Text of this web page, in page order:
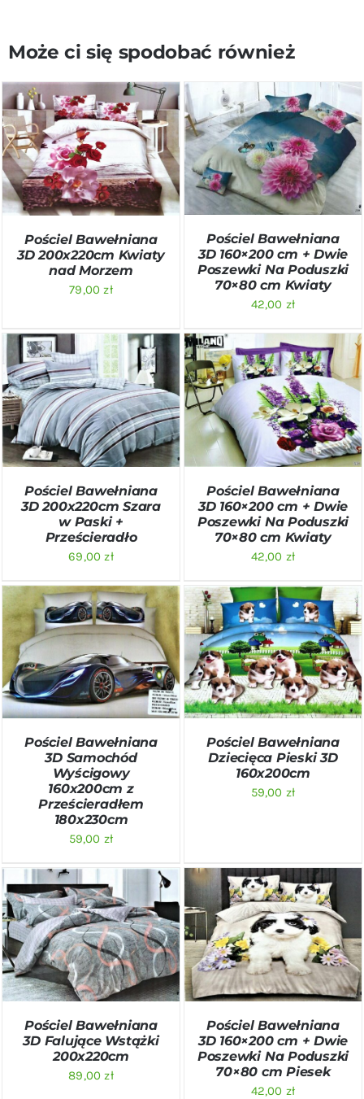
Może ci się spodobać również
DODAJ DO KOSZYKA
/
SZCZEGÓŁY
Pościel Bawełniana
3D 200x220cm Kwiaty
nad Morzem
79,00zł
DODAJ DO KOSZYKA
/
SZCZEGÓŁY
Pościel Bawełniana
3D 160×200 cm + Dwie
Poszewki Na Poduszki
70×80 cm Kwiaty
42,00 zł
DODAJ DO KOSZYKA
/
SZCZEGÓŁY
Pościel Bawełniana
3D 200x220cm Szara
w Paski +
Prześcieradło
69,00zł
DODAJ DO KOSZYKA
/
SZCZEGÓŁY
Pościel Bawełniana
3D 160×200 cm + Dwie
Poszewki Na Poduszki
70×80 cm Kwiaty
42,00 zł
DODAJ DO KOSZYKA
SZCZEGÓŁY
Pościel Bawełniana
3D Samochód
Wyścigowy
160x200cm z
Prześcieradłem
180x230cm
59,00 zł
DODAJ DO KOSZYKA
/
SZCZEGÓŁY
Pościel Bawełniana
Dziecięca Pieski 3D
160x200cm
59,00 zł
DODAJ DO KOSZYKA
/
SZCZEGÓŁY
Pościel Bawełniana
3D Falujące Wstążki
200x220cm
89,00zł
DODAJ DO KOSZYKA
/
SZCZEGÓŁY
Pościel Bawełniana
3D 160×200 cm + Dwie
Poszewki Na Poduszki
70×80 cm Piesek
42,00 zł